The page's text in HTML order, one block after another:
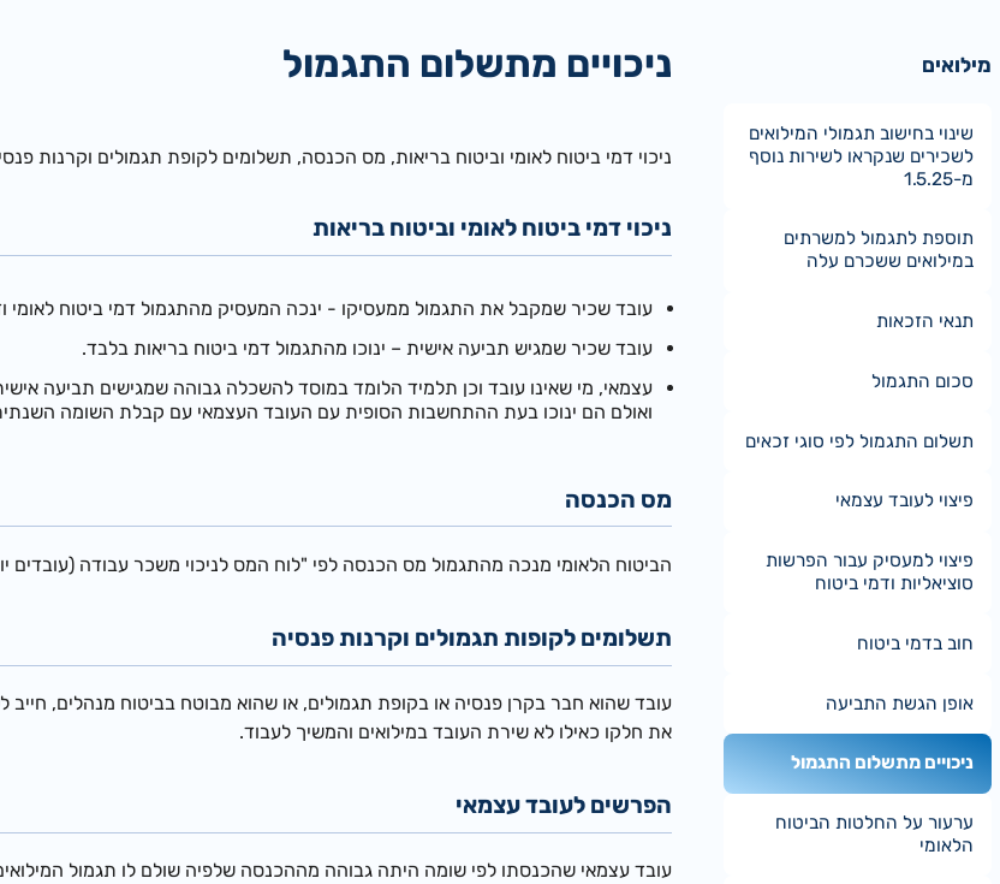
מילואים
שינוי בחישוב תגמולי המילואים
לשכירים שנקראו לשירות נוסף
מ-1.5.25
תוספת לתגמול למשרתים
במילואים ששכרם עלה
תנאי הזכאות
סכום התגמול
תשלום התגמול לפי סוגי זכאים
פיצוי לעובד עצמאי
פיצוי למעסיק עבור הפרשות
סוציאליות ודמי ביטוח
חוב בדמי ביטוח
אופן הגשת התביעה
ניכויים מתשלום התגמול
ערעור על החלטות הביטוח
הלאומי
ניכויים מתשלום התגמול
ניכוי דמי ביטוח לאומי וביטוח בריאות, מס הכנסה, תשלומים לקופת תגמולים וקרנות
ניכוי דמי ביטוח לאומי וביטוח בריאות
עובד שכיר שמקבל את התגמול ממעסיקו - ינכה המעסיק מהתגמול דמי ביטוח לאומי
עובד שכיר שמגיש תביעה אישית – ינוכו מהתגמול דמי ביטוח בריאות בלבד.
עצמאי, מי שאינו עובד וכן תלמיד הלומד במוסד להשכלה גבוהה שמגישים תביעה
ואולם הם ינוכו בעת ההתחשבות הסופית עם העובד העצמאי עם קבלת השומה
מס הכנסה
הביטוח הלאומי מנכה מהתגמול מס הכנסה לפי "לוח המס לניכוי משכר עבודה (עובדים
תשלומים לקופות תגמולים וקרנות פנסיה
עובד שהוא חבר בקרן פנסיה או בקופת תגמולים, או שהוא מבוטח בביטוח מנהלים,
את חלקו כאילו לא שירת העובד במילואים והמשיך לעבוד.
הפרשים לעובד עצמאי
עובד עצמאי שהכנסתו לפי שומה היתה גבוהה מההכנסה שלפיה שולם לו תגמול